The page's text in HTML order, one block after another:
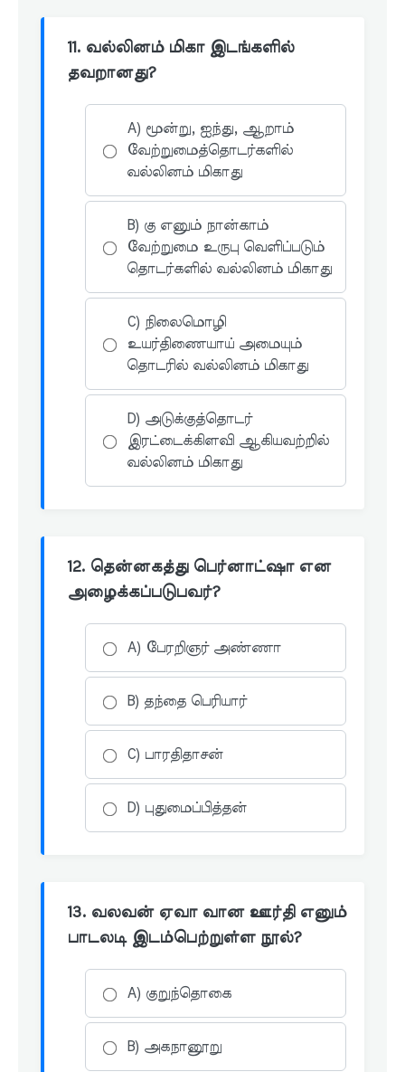
11. வல்லினம் மிகா இடங்களில்
தவறானது?
A) மூன்று, ஐந்து, ஆறாம்
வேற்றுமைத்தொடர்களில்
வல்லினம் மிகாது
B) கு எனும் நான்காம்
வேற்றுமை உருபு வெளிப்படும்
தொடர்களில் வல்லினம் மிகாது
C) நிலைமொழி
உயர்திணையாய் அமையும்
தொடரில் வல்லினம் மிகாது
D) அடுக்குத்தொடர்
இரட்டைக்கிளவி ஆகியவற்றில்
வல்லினம் மிகாது
12. தென்னகத்து பெர்னாட்ஷா என
அழைக்கப்படுபவர்?
A) பேரறிஞர் அண்ணா
B) தந்தை பெரியார்
C) பாரதிதாசன்
D) புதுமைப்பித்தன்
13. வலவன் ஏவா வான ஊர்தி எனும்
பாடலடி இடம்பெற்றுள்ள நூல்?
A) குறுந்தொகை
B) அகநானூறு